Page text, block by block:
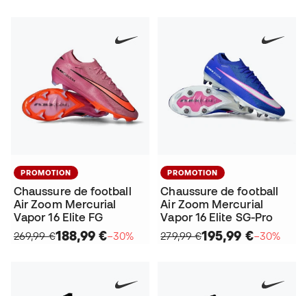
PROMOTION
Chaussure de football
Air Zoom Mercurial
Vapor 16 Elite FG
269,99 €188,99 €−30%
PROMOTION
Chaussure de football
Air Zoom Mercurial
Vapor 16 Elite SG-Pro
279,99 €195,99 €−30%